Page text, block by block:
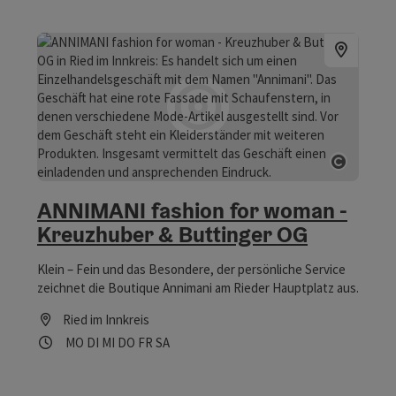
ANNIMANI fashion for woman -
Kreuzhuber & Buttinger OG
Klein – Fein und das Besondere, der persönliche Service
zeichnet die Boutique Annimani am Rieder Hauptplatz aus.
Ried im Innkreis
Öffnungszeiten
MO Montag geöffnet
DI Dienstag geöffnet
MI Mittwoch geöffnet
DO Donnerstag geöffnet
FR Freitag geöffnet
SASamstag geöffnet